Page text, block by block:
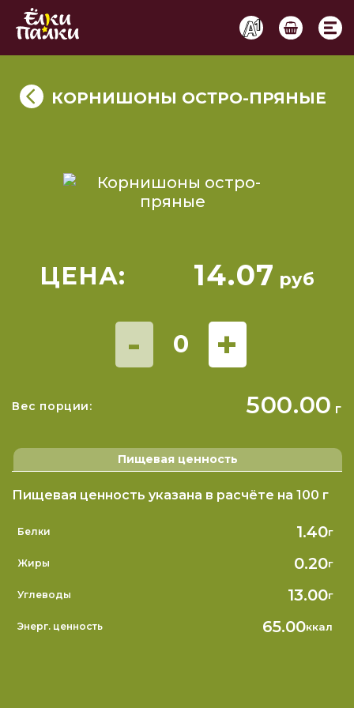
КОРНИШОНЫ ОСТРО-ПРЯНЫЕ
ЦЕНА: 14.07 руб
- 0 +
Вес порции: 500.00 г
Пищевая ценность
Пищевая ценность указана в расчёте на 100 г
Белки 1.40г
Жиры 0.20г
Углеводы 13.00г
Энерг. ценность 65.00ккал